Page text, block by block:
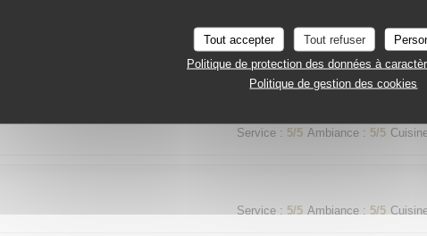
Tout accepter Tout refuser
Politique de protection des données à
Politique de gestion des cookies
Service: /5 Ambiance: 5
Service : 5/5 Ambiance : 5/5
Service : 5/5 Ambiance : 5/5